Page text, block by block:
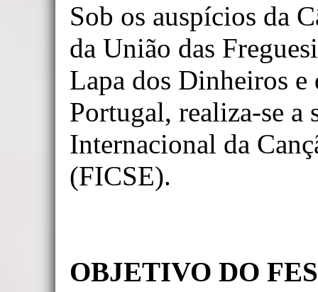
Sob os auspícios da
da União das
Lapa dos Dinheiros
Portugal, realiza-se a
Internacional da
(FICSE).
OBJETIVO DO